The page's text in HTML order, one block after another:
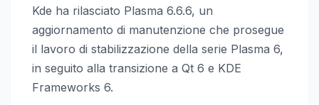
Kde ha rilasciato Plasma 6.6.6, un
aggiornamento di manutenzione che prosegue
il lavoro di stabilizzazione della serie Plasma 6,
in seguito alla transizione a Qt 6 e KDE
Frameworks 6.